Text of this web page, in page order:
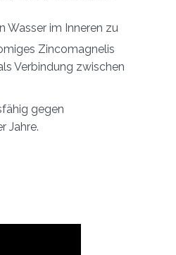
Wasser im Inneren zu
Zincomagnelis
Verbindung zwischen
gegen
Jahre.
2 3 4 5 6 7